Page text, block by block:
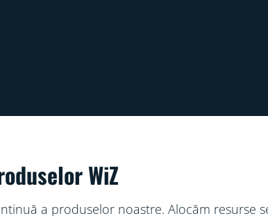
WiZ
a produselor noastre. Alocăm resurse